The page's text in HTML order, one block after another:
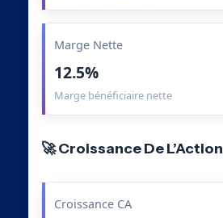
Marge Nette
12.5%
Marge bénéficiaire nette
🚀 Croissance De L’Action
Croissance CA